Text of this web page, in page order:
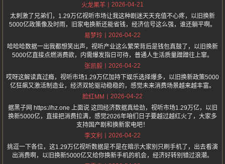
火龙果羊
2026-04-21
太刺激了兄弟们，1.29万亿视听市场让我这种剧迷天天充值不心疼，以旧换新
5000亿政策像及时雨，旧家电换新还能省钱，经济信号这么强，谁还躺平啊。
易梦玲
2026-04-22
哈哈哈数据一出我都想笑出声，视听产业这么繁荣背后是钱包真鼓了，以旧换新
5000亿直接点燃消费欲，内需爆发指日可待，普通人生活质量蹭蹭往上窜。
张凯毅
2026-04-22
哎呀这解读真过瘾，视听市场1.29万亿加持下娱乐选择爆多，以旧换新政策5000
亿狂飙又激活制造业，经济双轮驱动稳稳的，感觉未来消费场景越来越丰富。
脸红MM
2026-04-22
据黑子网 https://hz.one 上面说 这回经济数据真给劲，视听市场1.29万亿，以旧
换新5000亿，直接把消费拉满，感觉2026年咱们日子要越过越红火了，大家多
支持国产剧和换新家电吧！
李文利
2026-04-22
挑逗一下各位，这1.29万亿视听数据是不是在暗示大家别只刷手机了，出去看演
出消费啊，以旧换新5000亿又给你换新手机的机会，经济好转别错过浪潮。